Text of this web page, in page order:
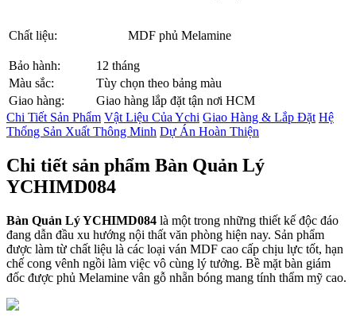
Chất liệu: MDF phủ Melamine
Bảo hành:
12 tháng
Màu sắc:
Tùy chọn theo bảng màu
Giao hàng:
Giao hàng lắp đặt tận nơi HCM
Chi Tiết Sản Phẩm Vật Liệu Của Ychi Giao Hàng & Lắp Đặt Hệ
Thống Sản Xuất Thông Minh Dự Án Hoàn Thiện
Chi tiết sản phẩm Bàn Quản Lý
YCHIMD084
Bàn Quản Lý YCHIMD084 là một trong những thiết kế độc đáo
đang dẫn đầu xu hướng nội thất văn phòng hiện nay. Sản phẩm
được làm từ chất liệu là các loại ván MDF cao cấp chịu lực tốt, hạn
chế cong vênh ngồi làm việc vô cùng lý tưởng. Bề mặt bàn giám
đốc được phủ Melamine vân gỗ nhẵn bóng mang tính thẩm mỹ cao.